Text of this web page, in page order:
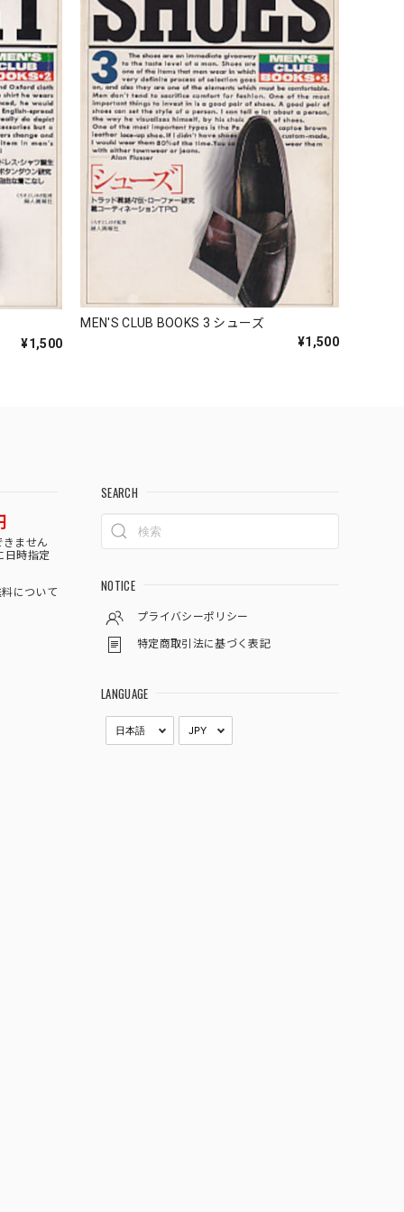
¥1,500
MEN'S CLUB BOOKS 3 シューズ
¥1,500
きません
日時指定
について
SEARCH
NOTICE
プライバシーポリシー
特定商取引法に基づく表記
LANGUAGE